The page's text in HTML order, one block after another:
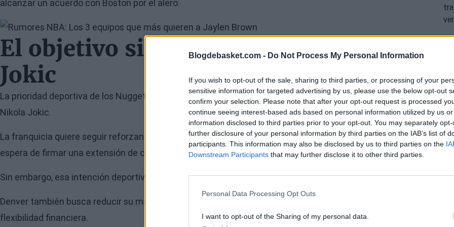
Blogdebasket.com - Do Not Process My Personal Information
If you wish to opt-out of the sale, sharing to third parties, or processing of your
sensitive information for targeted advertising by us, please use the below opt-out
confirm your selection. Please note that after your opt-out request is processed
continue seeing interest-based ads based on personal information utilized by us
information disclosed to third parties prior to your opt-out. You may separately
further disclosure of your personal information by third parties on the IAB’s list of
participants. This information may also be disclosed by us to third parties on the
Downstream Participants that may further disclose it to other third parties.
Personal Data Processing Opt Outs
I want to opt-out of the Sharing of my personal data.
alcanzar un acuerdo con Boston por el alero.
Image
El objetivo sigue siendo potenciar a
Jokic
La prioridad deportiva de los Nuggets continúa siendo construir el mejor equipo posible alrededor de
Nikola Jokic.
La franquicia quiere seguir reforzando el proyecto liderado por el pívot serbio, que además continúa a la
espera de firmar una extensión de contrato.
Sin embargo, esa intención deportiva convive con otra necesidad igualmente importante.
Denver también busca reducir su masa salarial durante esta temporada baja para disponer de mayor
flexibilidad financiera.